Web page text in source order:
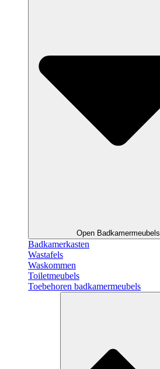
Open Badkamermeubels
Badkamerkasten
Wastafels
Waskommen
Toiletmeubels
Toebehoren badkamermeubels